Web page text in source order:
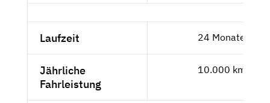
Laufzeit 24 Monate
Jährliche
Fahrleistung
10.000 km